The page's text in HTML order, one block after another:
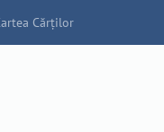
Cărților